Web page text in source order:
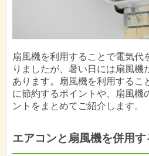
扇風機を利用することで電気代
りましたが、暑い日には扇風機
あります。扇風機を利用するこ
に節約するポイントや、扇風機
ントをまとめてご紹介します。
エアコンと扇風機を併用す